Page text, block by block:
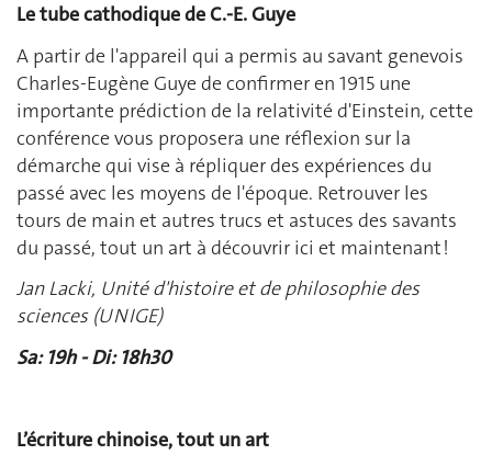
Le tube cathodique de C.-E. Guye
A partir de l'appareil qui a permis au savant genevois
Charles-Eugène Guye de confirmer en 1915 une
importante prédiction de la relativité d'Einstein, cette
conférence vous proposera une réflexion sur la
démarche qui vise à répliquer des expériences du
passé avec les moyens de l'époque. Retrouver les
tours de main et autres trucs et astuces des savants
du passé, tout un art à découvrir ici et maintenant !
Jan Lacki, Unité d'histoire et de philosophie des
sciences (UNIGE)
Sa: 19h - Di: 18h30
L’écriture chinoise, tout un art